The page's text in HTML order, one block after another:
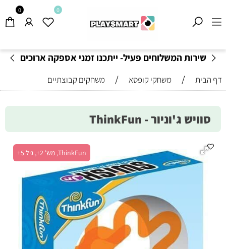
שירות המשלוחים פעיל- ייתכנו זמני אספקה ארוכים
0 0
דף הבית / משחקי קופסא / משחקים קבוצתיים
סוויש ג'וניור - ThinkFun
ThinkFun, מש' 2+, גיל 5+